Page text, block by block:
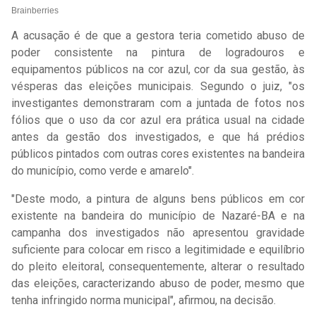
A acusação é de que a gestora teria cometido abuso de
poder consistente na pintura de logradouros e
equipamentos públicos na cor azul, cor da sua gestão, às
vésperas das eleições municipais. Segundo o juiz, "os
investigantes demonstraram com a juntada de fotos nos
fólios que o uso da cor azul era prática usual na cidade
antes da gestão dos investigados, e que há prédios
públicos pintados com outras cores existentes na bandeira
do município, como verde e amarelo".
"Deste modo, a pintura de alguns bens públicos em cor
existente na bandeira do município de Nazaré-BA e na
campanha dos investigados não apresentou gravidade
suficiente para colocar em risco a legitimidade e equilíbrio
do pleito eleitoral, consequentemente, alterar o resultado
das eleições, caracterizando abuso de poder, mesmo que
tenha infringido norma municipal", afirmou, na decisão.